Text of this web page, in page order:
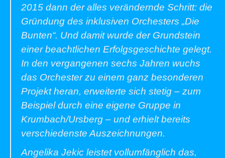
2015 dann der alles verändernde Schritt: die
Gründung des inklusiven Orchesters „Die
Bunten“. Und damit wurde der Grundstein
einer beachtlichen Erfolgsgeschichte gelegt.
In den vergangenen sechs Jahren wuchs
das Orchester zu einem ganz besonderen
Projekt heran, erweiterte sich stetig – zum
Beispiel durch eine eigene Gruppe in
Krumbach/Ursberg – und erhielt bereits
verschiedenste Auszeichnungen.
Angelika Jekic leistet vollumfänglich das,